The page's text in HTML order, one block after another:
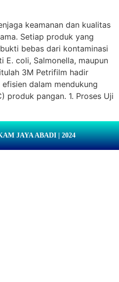
keamanan dan kualitas
Setiap produk yang
bebas dari kontaminasi
E. coli, Salmonella, maupun
3M Petrifilm hadir
dalam mendukung
produk pangan. 1. Proses Uji
JAYA ABADI | 2024